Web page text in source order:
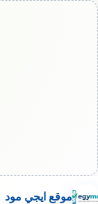
موقع ايجي مود